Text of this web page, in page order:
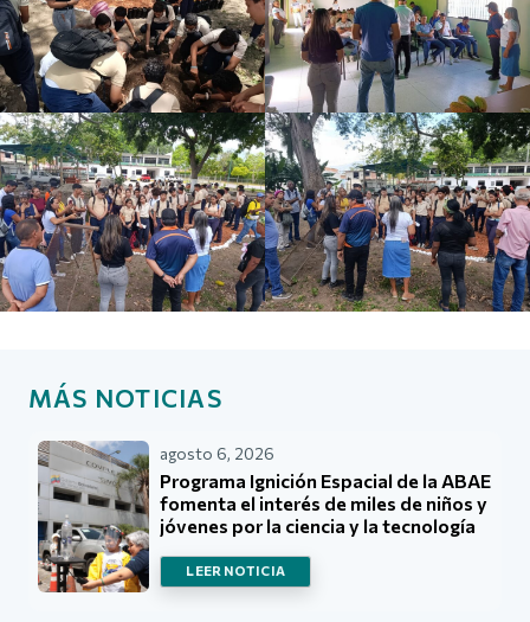
MÁS NOTICIAS
agosto 6, 2026
Programa Ignición Espacial de la ABAE
fomenta el interés de miles de niños y
jóvenes por la ciencia y la tecnología
LEER NOTICIA